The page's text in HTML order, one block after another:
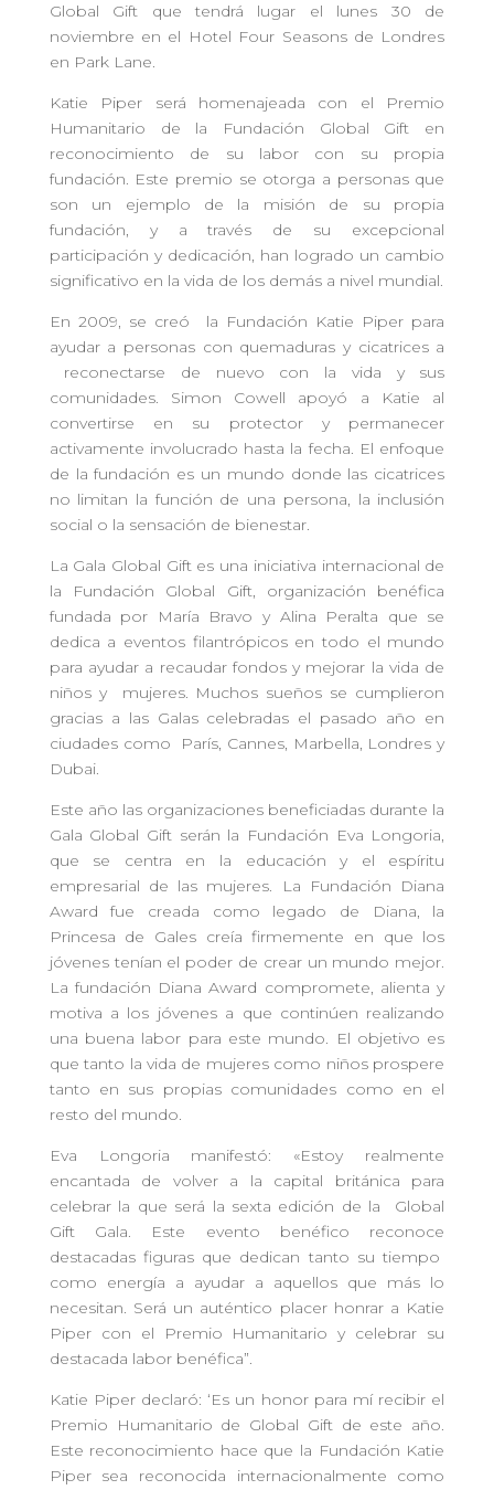
Global Gift que tendrá lugar el lunes 30 de
noviembre en el Hotel Four Seasons de Londres
en Park Lane.
Katie Piper será homenajeada con el Premio
Humanitario de la Fundación Global Gift en
reconocimiento de su labor con su propia
fundación. Este premio se otorga a personas que
son un ejemplo de la misión de su propia
fundación, y a través de su excepcional
participación y dedicación, han logrado un cambio
significativo en la vida de los demás a nivel mundial.
En 2009, se creó la Fundación Katie Piper para
ayudar a personas con quemaduras y cicatrices a
reconectarse de nuevo con la vida y sus
comunidades. Simon Cowell apoyó a Katie al
convertirse en su protector y permanecer
activamente involucrado hasta la fecha. El enfoque
de la fundación es un mundo donde las cicatrices
no limitan la función de una persona, la inclusión
social o la sensación de bienestar.
La Gala Global Gift es una iniciativa internacional de
la Fundación Global Gift, organización benéfica
fundada por María Bravo y Alina Peralta que se
dedica a eventos filantrópicos en todo el mundo
para ayudar a recaudar fondos y mejorar la vida de
niños y mujeres. Muchos sueños se cumplieron
gracias a las Galas celebradas el pasado año en
ciudades como París, Cannes, Marbella, Londres y
Dubai.
Este año las organizaciones beneficiadas durante la
Gala Global Gift serán la Fundación Eva Longoria,
que se centra en la educación y el espíritu
empresarial de las mujeres. La Fundación Diana
Award fue creada como legado de Diana, la
Princesa de Gales creía firmemente en que los
jóvenes tenían el poder de crear un mundo mejor.
La fundación Diana Award compromete, alienta y
motiva a los jóvenes a que continúen realizando
una buena labor para este mundo. El objetivo es
que tanto la vida de mujeres como niños prospere
tanto en sus propias comunidades como en el
resto del mundo.
Eva Longoria manifestó: «Estoy realmente
encantada de volver a la capital británica para
celebrar la que será la sexta edición de la Global
Gift Gala. Este evento benéfico reconoce
destacadas figuras que dedican tanto su tiempo
como energía a ayudar a aquellos que más lo
necesitan. Será un auténtico placer honrar a Katie
Piper con el Premio Humanitario y celebrar su
destacada labor benéfica”.
Katie Piper declaró: ‘Es un honor para mí recibir el
Premio Humanitario de Global Gift de este año.
Este reconocimiento hace que la Fundación Katie
Piper sea reconocida internacionalmente como